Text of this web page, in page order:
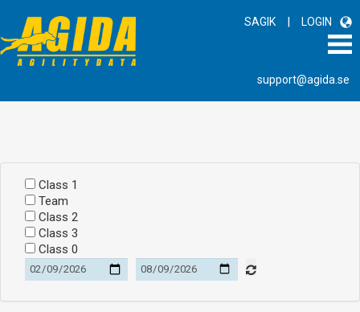
SAGIK | LOGIN
support@agida.se
Class 1
Team
Class 2
Class 3
Class 0